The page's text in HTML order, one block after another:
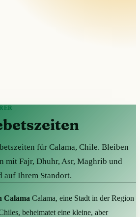
für Calama, Chile. Bleiben
mit Fajr, Dhuhr, Asr, Maghrib und
auf Ihrem Standort.
Calama Calama, eine Stadt in der Region
beheimatet eine kleine, aber